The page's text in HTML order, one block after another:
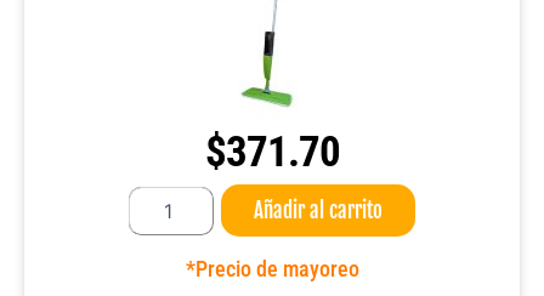
$371.70
Spray
Con
Añadir al carrito
*Precio de mayoreo